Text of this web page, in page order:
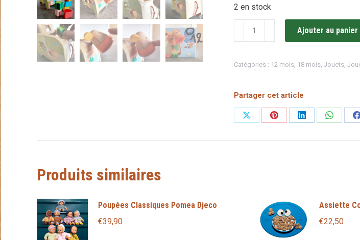
2 en stock
quantité
de
Djeco
Ajouter au panier
Catégories : 12 mois, 18 mois, Jouets,
Partager cet article
PartagerPartagerPartagerPartager
Produits similaires
Poupées Classiques Pomea Djeco
€39,90
Assiette
€22,50